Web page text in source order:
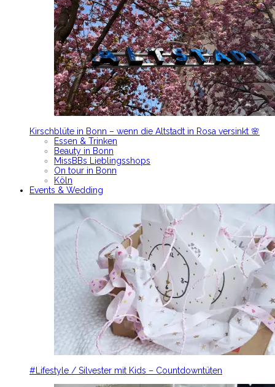
Kirschblüte in Bonn – wenn die Altstadt in Rosa versinkt 🌸
Essen & Trinken
Beauty in Bonn
MissBBs Lieblingsshops
On tour in Bonn
Köln
Events & Wedding
#Lifestyle / Silvester mit Kids – Countdowntüten